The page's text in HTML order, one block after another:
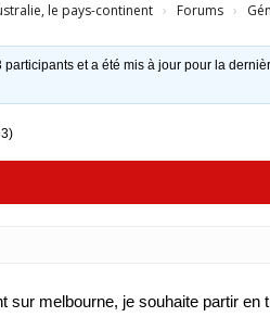
le pays-continent › Forums ›
et a été mis à jour pour la
sur melbourne, je souhaite partir